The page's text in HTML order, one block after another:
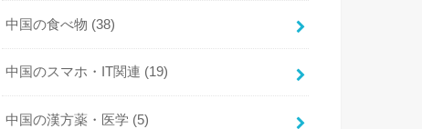
中国の食べ物 (38)
中国のスマホ・IT関連 (19)
中国の漢方薬・医学 (5)